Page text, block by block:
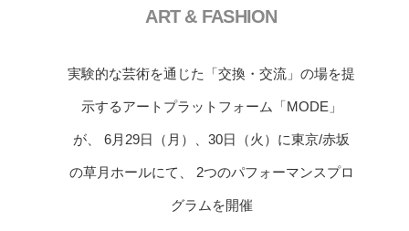
ART & FASHION
実験的な芸術を通じた「交換・交流」の場を提
示するアートプラットフォーム「MODE」
が、 6月29日（月）、30日（火）に東京/赤坂
の草月ホールにて、 2つのパフォーマンスプロ
グラムを開催